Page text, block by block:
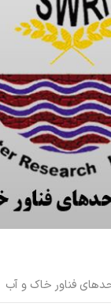
فناور خاک و آب